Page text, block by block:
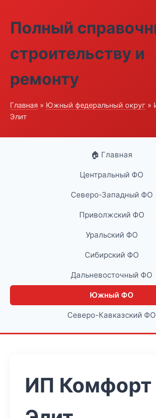
Полный
строительству и
ремонту
Главная » Южный федеральный округ »
Элит
🏠 Главная
Центральный ФО
Северо-Западный ФО
Приволжский ФО
Уральский ФО
Сибирский ФО
Дальневосточный ФО
Южный ФО
Северо-Кавказский ФО
ИП Комфорт